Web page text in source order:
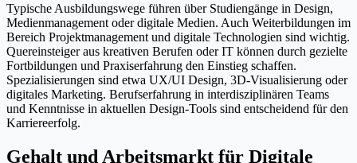
Typische Ausbildungswege führen über Studiengänge in Design,
Medienmanagement oder digitale Medien. Auch Weiterbildungen im
Bereich Projektmanagement und digitale Technologien sind wichtig.
Quereinsteiger aus kreativen Berufen oder IT können durch gezielte
Fortbildungen und Praxiserfahrung den Einstieg schaffen.
Spezialisierungen sind etwa UX/UI Design, 3D-Visualisierung oder
digitales Marketing. Berufserfahrung in interdisziplinären Teams
und Kenntnisse in aktuellen Design-Tools sind entscheidend für den
Karriereerfolg.
Gehalt und Arbeitsmarkt für Digitale